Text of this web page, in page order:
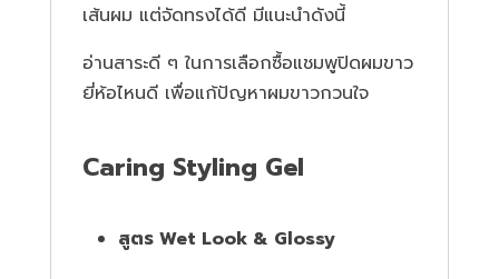
เส้นผม แต่จัดทรงได้ดี มีแนะนำดังนี้
อ่านสาระดี ๆ ในการเลือกซื้อแชมพูปิดผมขาว
ยี่ห้อไหนดี เพื่อแก้ปัญหาผมขาวกวนใจ
Caring Styling Gel
สูตร Wet Look & Glossy